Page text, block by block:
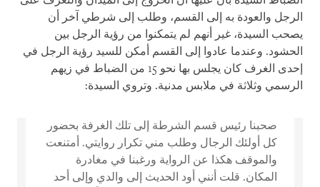
الرجل والعودة به إلى القسم، وطلب إلى شرطي آخر أن
يصحب السيدة، غير أنهم لم يتمكنوا من رؤية الرجل بين
الحشود. وعندما عادوا إلى القسم أمكن للسيد رؤية الرجل في
إحدى الغرف كان يجلس بها نحو 15 من الضباط في زيهم
الرسمي وثلاثة في ملابس مدنية. وتروي السيدة:
صحبنا رئيس قسم الشرطة إلى تلك الغرفة بحضور
كل أولئك الرجال وطلب مني تكرار روايتي. أمتنعت
والموقف هكذا عن الرواية ورغبنا في مغادرة
المكان. قلت أنني أود الحديث إلى والدي وإلى أحد